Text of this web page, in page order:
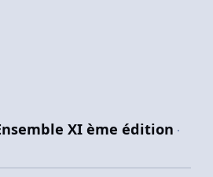
XI ème édition ·